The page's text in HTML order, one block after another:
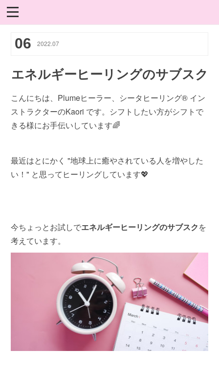
06 2022.07
エネルギーヒーリングのサブスク
こんにちは、Plumeヒーラー、シータヒーリング® イン
ストラクターのKaori です。シフトしたい方がシフトで
きる様にお手伝いしています🌈
最近はとにかく "地球上に癒やされている人を増やした
い！" と思ってヒーリングしています💖
今ちょっとお試しでエネルギーヒーリングのサブスクを
考えています。